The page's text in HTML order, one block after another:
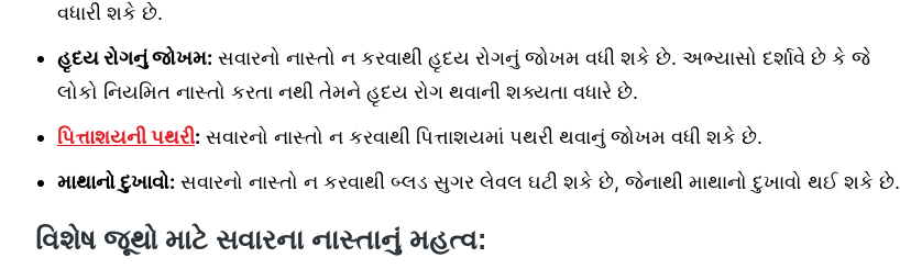
વધારી શકે છે.
હૃદય રોગનું જોખમ: સવારનો નાસ્તો ન કરવાથી હૃદય રોગનું જોખમ વધી શકે છે. અભ્યાસો દર્શાવે છે કે જે
લોકો નિયમિત નાસ્તો કરતા નથી તેમને હૃદય રોગ થવાની શક્યતા વધારે છે.
પિત્તાશયની પથરી: સવારનો નાસ્તો ન કરવાથી પિત્તાશયમાં પથરી થવાનું જોખમ વધી શકે છે.
માથાનો દુખાવો: સવારનો નાસ્તો ન કરવાથી બ્લડ સુગર લેવલ ઘટી શકે છે, જેનાથી માથાનો દુખાવો થઈ શકે છે.
વિશેષ જૂથો માટે સવારના નાસ્તાનું મહત્વ: